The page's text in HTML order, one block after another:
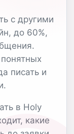
с другими
до 60%,
писать и
в Holy
какие